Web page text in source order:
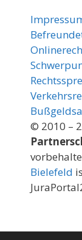
© 2010 –
Bielefeld